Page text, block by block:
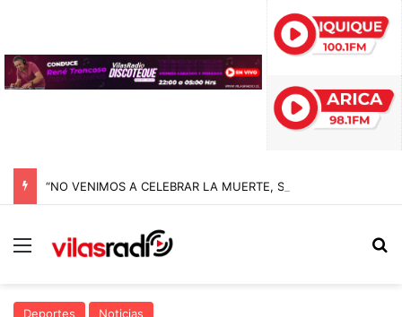
Menú
Deportes Noticias